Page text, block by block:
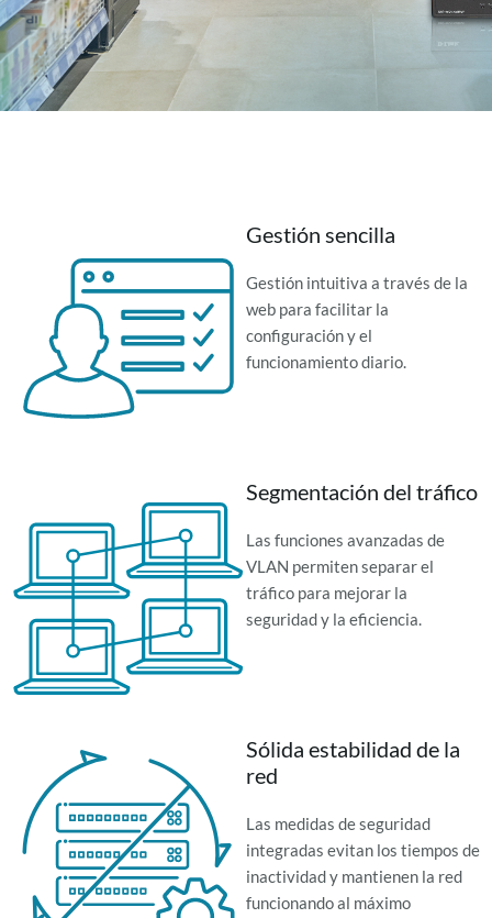
Gestión sencilla
Gestión intuitiva a través de la
web para facilitar la
configuración y el
funcionamiento diario.
Segmentación del tráfico
Las funciones avanzadas de
VLAN permiten separar el
tráfico para mejorar la
seguridad y la eficiencia.
Sólida estabilidad de la
red
Las medidas de seguridad
integradas evitan los tiempos de
inactividad y mantienen la red
funcionando al máximo